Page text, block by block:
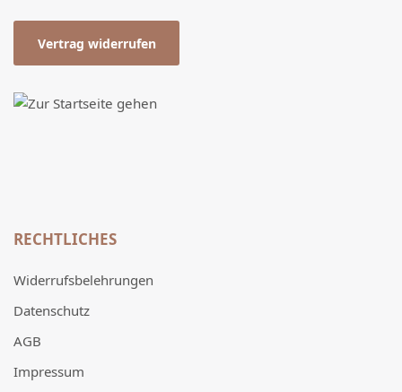
Vertrag widerrufen
RECHTLICHES
Widerrufsbelehrungen
Datenschutz
AGB
Impressum